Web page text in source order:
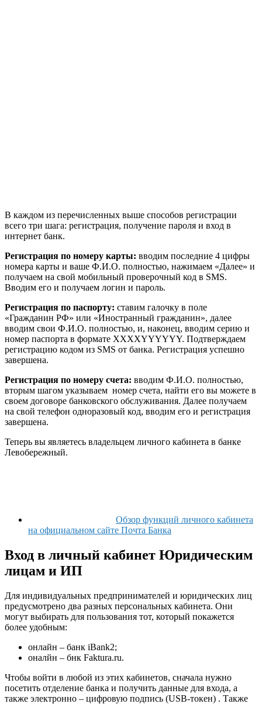
В каждом из перечисленных выше способов регистрации
всего три шага: регистрация, получение пароля и вход в
интернет банк.
Регистрация по номеру карты: вводим последние 4 цифры
номера карты и ваше Ф.И.О. полностью, нажимаем «Далее» и
получаем на свой мобильный проверочный код в SMS.
Вводим его и получаем логин и пароль.
Регистрация по паспорту: ставим галочку в поле
«Гражданин РФ» или «Иностранный гражданин», далее
вводим свои Ф.И.О. полностью, и, наконец, вводим серию и
номер паспорта в формате XXXXYYYYYY. Подтверждаем
регистрацию кодом из SMS от банка. Регистрация успешно
завершена.
Регистрация по номеру счета: вводим Ф.И.О. полностью,
вторым шагом указываем номер счета, найти его вы можете в
своем договоре банковского обслуживания. Далее получаем
на свой телефон одноразовый код, вводим его и регистрация
завершена.
Теперь вы являетесь владельцем личного кабинета в банке
Левобережный.
Обзор функций личного кабинета
на официальном сайте Почта Банка
Вход в личный кабинет Юридическим
лицам и ИП
Для индивидуальных предпринимателей и юридических лиц
предусмотрено два разных персональных кабинета. Они
могут выбирать для пользования тот, который покажется
более удобным:
онлайн – банк iBank2;
оналйн – бнк Faktura.ru.
Чтобы войти в любой из этих кабинетов, сначала нужно
посетить отделение банка и получить данные для входа, а
также электронно – цифровую подпись (USB-токен) . Также